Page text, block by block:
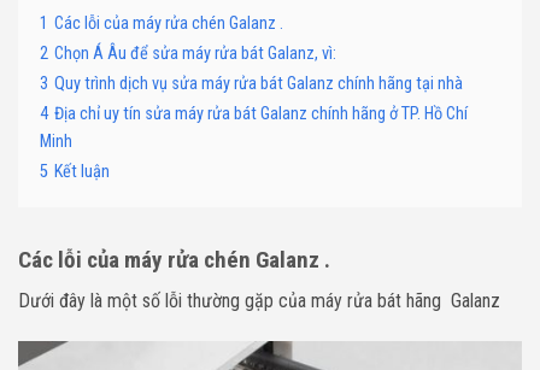
1 Các lỗi của máy rửa chén Galanz .
2 Chọn Á Âu để sửa máy rửa bát Galanz, vì:
3 Quy trình dịch vụ sửa máy rửa bát Galanz chính hãng tại nhà
4 Địa chỉ uy tín sửa máy rửa bát Galanz chính hãng ở TP. Hồ Chí
Minh
5 Kết luận
Các lỗi của máy rửa chén Galanz .
Dưới đây là một số lỗi thường gặp của máy rửa bát hãng Galanz